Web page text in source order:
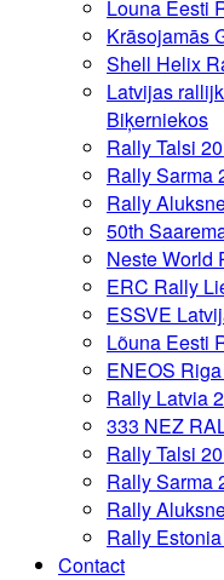
Louna Eesti
Krāsojamās
Shell Helix
Latvijas
Biķerniekos
Rally Talsi
Rally Sarma
Rally
50th
Neste World
ERC Rally
ESSVE
Lõuna Eesti
ENEOS
Rally Latvia
333 NEZ
Rally Talsi
Rally Sarma
Rally
Rally
Contact